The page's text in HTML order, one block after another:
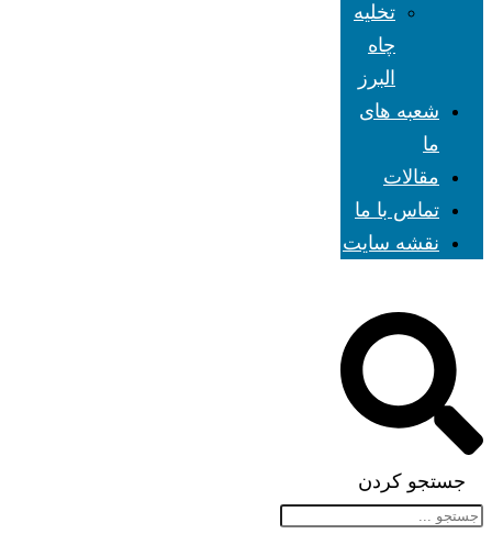
تخلیه
چاه
البرز
شعبه های
ما
مقالات
تماس با ما
نقشه سایت
جستجو کردن